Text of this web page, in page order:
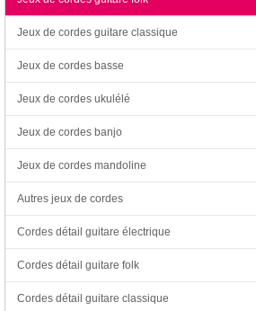
Jeux de cordes guitare classique
Jeux de cordes basse
Jeux de cordes ukulélé
Jeux de cordes banjo
Jeux de cordes mandoline
Autres jeux de cordes
Cordes détail guitare électrique
Cordes détail guitare folk
Cordes détail guitare classique